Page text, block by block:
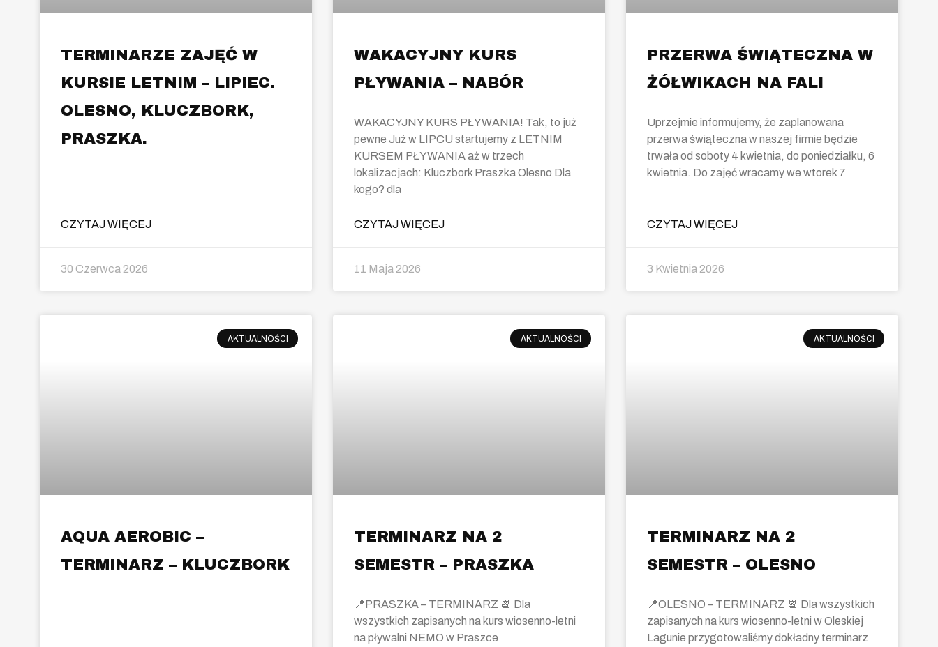
TERMINARZE ZAJĘĆ W
KURSIE LETNIM – LIPIEC.
OLESNO, KLUCZBORK,
PRASZKA.
CZYTAJ WIĘCEJ
30 Czerwca 2026
WAKACYJNY KURS
PŁYWANIA – NABÓR
WAKACYJNY KURS PŁYWANIA! Tak, to już
pewne Już w LIPCU startujemy z LETNIM
KURSEM PŁYWANIA aż w trzech
lokalizacjach: Kluczbork Praszka Olesno Dla
kogo? dla
CZYTAJ WIĘCEJ
11 Maja 2026
PRZERWA ŚWIĄTECZNA W
ŻÓŁWIKACH NA FALI
Uprzejmie informujemy, że zaplanowana
przerwa świąteczna w naszej firmie będzie
trwała od soboty 4 kwietnia, do poniedziałku, 6
kwietnia. Do zajęć wracamy we wtorek 7
CZYTAJ WIĘCEJ
3 Kwietnia 2026
AKTUALNOŚCI
AQUA AEROBIC –
TERMINARZ – KLUCZBORK
AKTUALNOŚCI
TERMINARZ NA 2
SEMESTR – PRASZKA
📍PRASZKA – TERMINARZ 📆 Dla
wszystkich zapisanych na kurs wiosenno-letni
na pływalni NEMO w Praszce
AKTUALNOŚCI
TERMINARZ NA 2
SEMESTR – OLESNO
📍OLESNO – TERMINARZ 📆 Dla wszystkich
zapisanych na kurs wiosenno-letni w Oleskiej
Lagunie przygotowaliśmy dokładny terminarz